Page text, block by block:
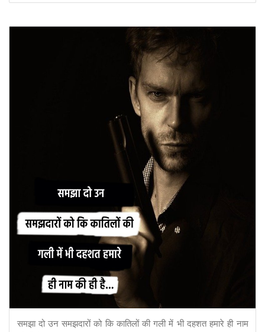
समझा दो उन समझदारों को कि कातिलों की गली में भी दहशत हमारे ही नाम